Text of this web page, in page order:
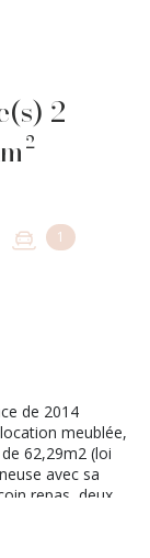
chambre(s) 62.29 m²
1
de 2014
meublée,
62,29m2 (loi
avec sa
repas, deux